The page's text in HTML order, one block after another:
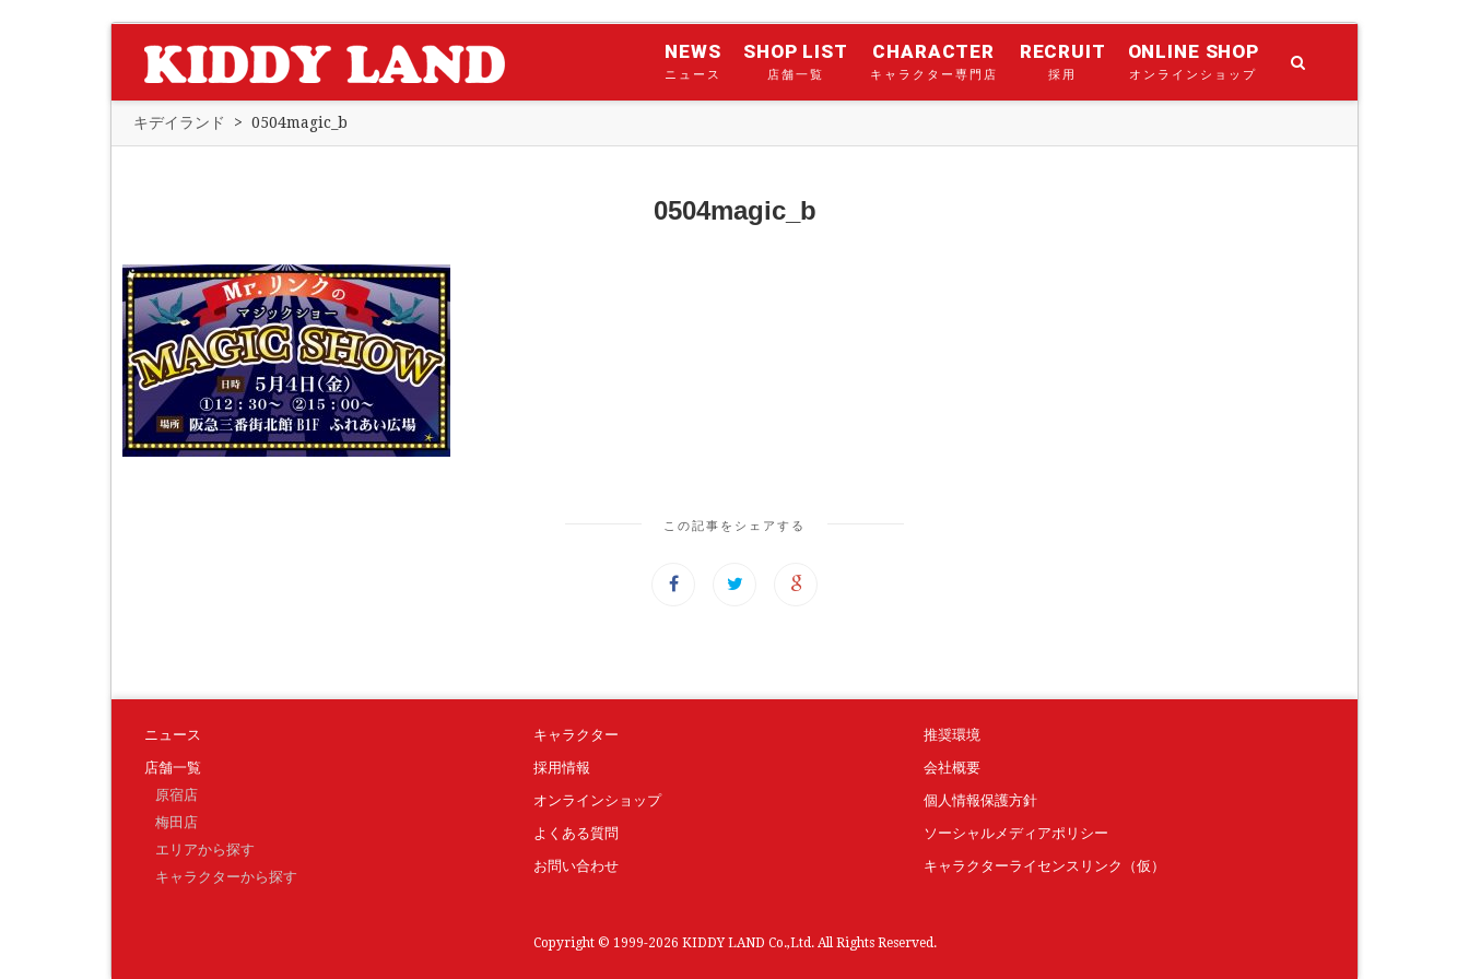
NEWS
ニュース
SHOP LIST
店舗一覧
CHARACTER
キャラクター専門店
RECRUIT
採用
ONLINE SHOP
オンラインショップ
キデイランド > 0504magic_b
0504magic_b
この記事をシェアする
ニュース
店舗一覧
原宿店
梅田店
エリアから探す
キャラクターから探す
キャラクター
採用情報
オンラインショップ
よくある質問
お問い合わせ
推奨環境
会社概要
個人情報保護方針
ソーシャルメディアポリシー
キャラクターライセンスリンク（仮）
Copyright © 1999-2026 KIDDY LAND Co.,Ltd. All Rights Reserved.